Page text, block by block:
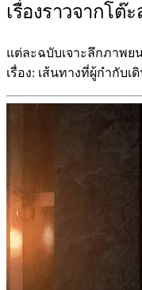
เรื่องราวจากโต๊
แต่ละฉบับเจาะลึกภาพย
เรื่อง: เส้นทางที่ผู้กำกับ